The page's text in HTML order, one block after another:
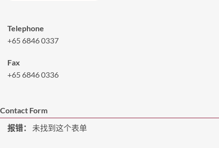
Telephone
+65 6846 0337
Fax
+65 6846 0336
Contact Form
报错：
未找到这个表单